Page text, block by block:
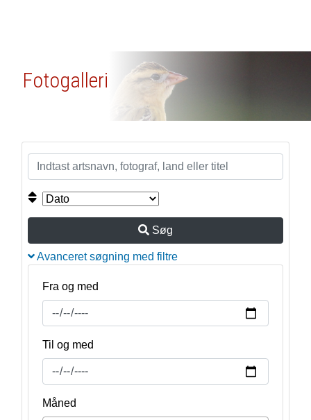
Fotogalleri
Søg
Avanceret søgning med filtre
Fra og med
Til og med
Måned